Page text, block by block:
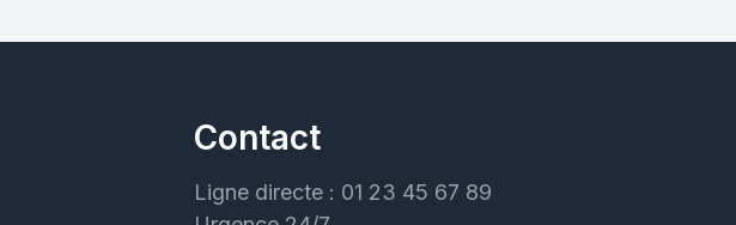
Contact
Ligne directe : 01 23 45 67 89